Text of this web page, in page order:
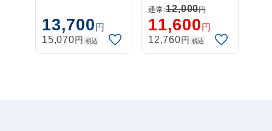
B2/A1/B1対応
13,700円
15,070円 税込
A2/B2/A1/B1対
応 (L-Stand)
通常:12,000円
11,600円
12,760円 税込